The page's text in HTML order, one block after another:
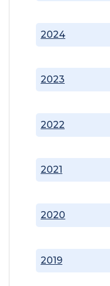
2019
2020
2021
2022
2023
2024